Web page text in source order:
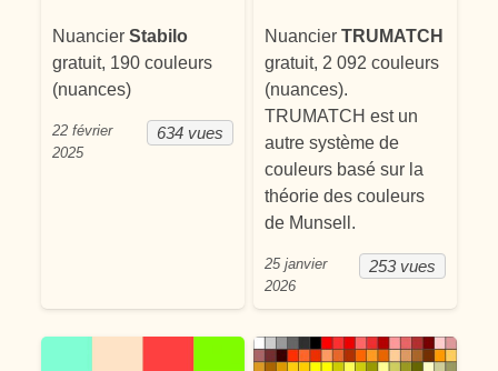
NuancierStabilo
gratuit, 190 couleurs
(nuances)
634 vues
22 février
2025
Nuancier TRUMATCH
gratuit, 2 092 couleurs
(nuances).
TRUMATCH est un
autre système de
couleurs basé sur la
théorie des couleurs
de Munsell.
253 vues
25 janvier
2026